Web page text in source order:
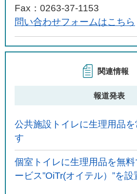
Fax：0263-37-1153
問い合わせフォームはこちら
関連情報
報道発表
公共施設トイレに生理用品を
す
個室トイレに生理用品を無
ービス”OiTr(オイテル）”を